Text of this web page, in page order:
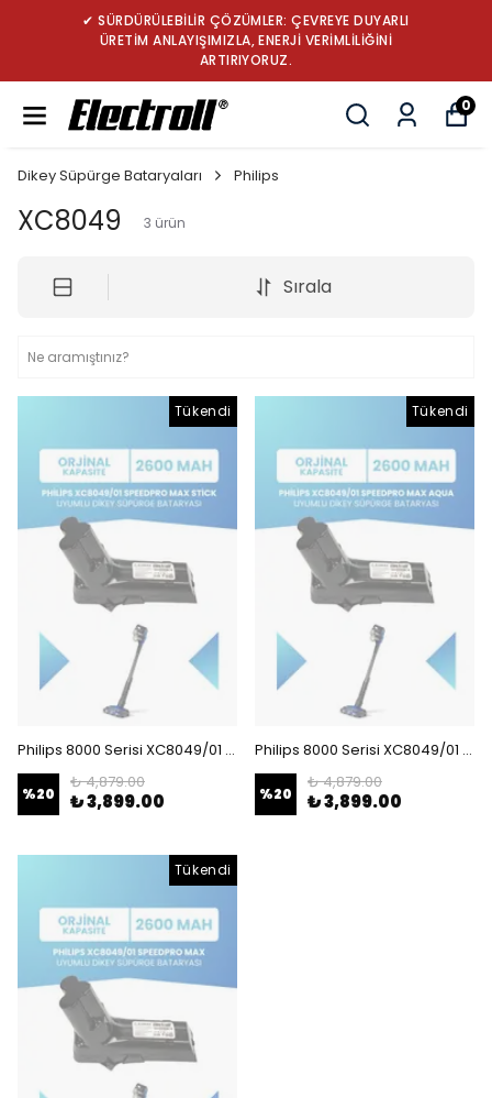
✔ SÜRDÜRÜLEBİLİR ÇÖZÜMLER: ÇEVREYE DUYARLI
ÜRETİM ANLAYIŞIMIZLA, ENERJİ VERİMLİLİĞİNİ
ARTIRIYORUZ.
0
Dikey Süpürge Bataryaları Philips
XC8049 3 ürün
Sırala
Tükendi
Philips 8000 Serisi XC8049/01 Speedpro Max Stick Uyumlu Batarya 25.2 V 2600mah Dikey Süpürge Bataryası
%20
₺ 4,879.00
₺ 3,899.00
Tükendi
Philips 8000 Serisi XC8049/01 Speedpro Max Aqua Uyumlu Batarya 25.2 V 2600mah Dikey Süpürge Bataryası
%20
₺ 4,879.00
₺ 3,899.00
Tükendi